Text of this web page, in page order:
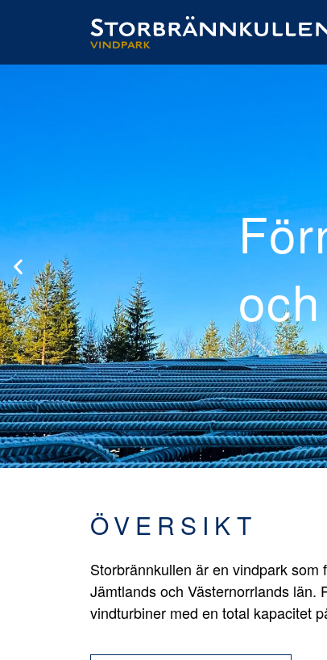
ÖVERSIKT
Storbrännkullen är en vindpark som
Jämtlands och Västernorrlands län.
vindturbiner med en total kapacitet